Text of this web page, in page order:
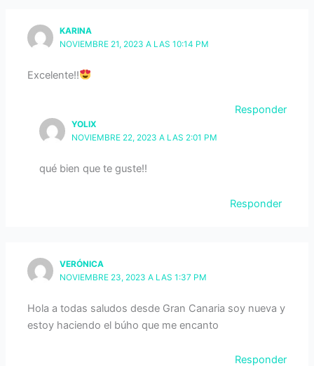
KARINA
NOVIEMBRE 21, 2023 A LAS 10:14 PM
Excelente!!
Responder
YOLIX
NOVIEMBRE 22, 2023 A LAS 2:01 PM
qué bien que te guste!!
Responder
VERÓNICA
NOVIEMBRE 23, 2023 A LAS 1:37 PM
Hola a todas saludos desde Gran Canaria soy nueva y
estoy haciendo el búho que me encanto
Responder